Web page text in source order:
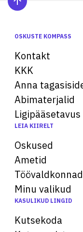
OSKUSTE KOMPASS
Kontakt
KKK
Anna
Abimaterjalid
Ligipääsetavus
LEIA KIIRELT
Oskused
Ametid
Töövaldkonnad
Minu valikud
KASULIKUD LINGID
Kutsekoda